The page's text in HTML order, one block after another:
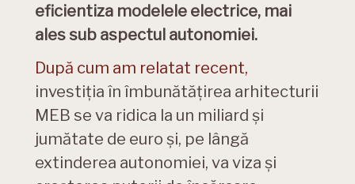
eficientiza modelele electrice, mai
ales sub aspectul autonomiei.
După cum am relatat recent,
investiția în îmbunătățirea arhitecturii
MEB se va ridica la un miliard și
jumătate de euro și, pe lângă
extinderea autonomiei, va viza și